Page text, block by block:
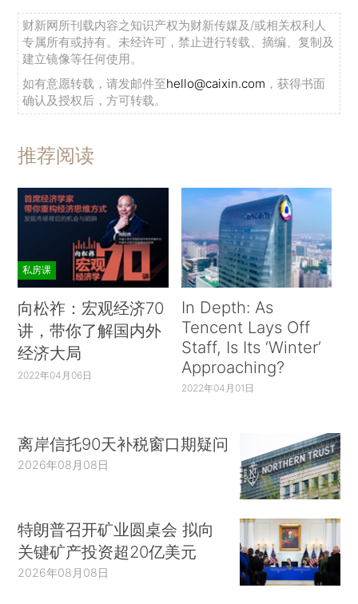
财新网所刊载内容之知识产权为财新传媒及/或相关权利人
专属所有或持有。未经许可，禁止进行转载、摘编、复制及
建立镜像等任何使用。
如有意愿转载，请发邮件至hello@caixin.com ，获得书面
确认及授权后，方可转载。
推荐阅读
私房课
向松祚：宏观经济70
讲，带你了解国内外
经济大局
2022年04月06日
In Depth: As
Tencent Lays Off
Staff, Is Its ‘Winter’
Approaching?
2022年04月01日
离岸信托90天补税窗口期疑问
2026年08月08日
特朗普召开矿业圆桌会 拟向
关键矿产投资超20亿美元
2026年08月08日